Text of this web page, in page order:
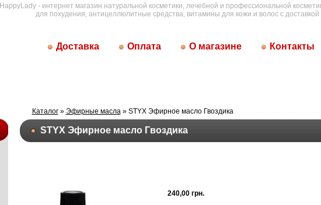
HappyLady - интернет магазин натуральной косметики, лечебной и профессиональной
для похудения, антицеллюлитные средства, витамины для кожи и волос с доставкой
Доставка Оплата О магазине Контакты
Каталог» Эфирные масла» STYX Эфирное масло Гвоздика
STYX Эфирное масло Гвоздика
240,00 грн.